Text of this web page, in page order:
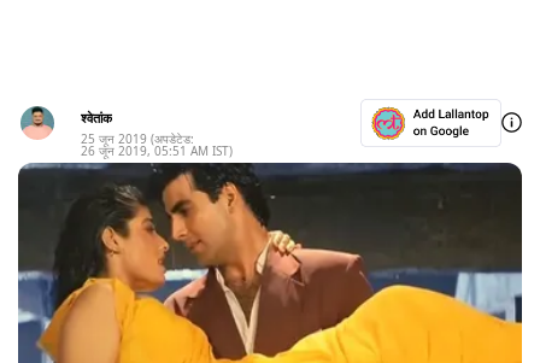
श्वेतांक
25 जून 2019 (अपडेटेड:
26 जून 2019, 05:51 AM IST)